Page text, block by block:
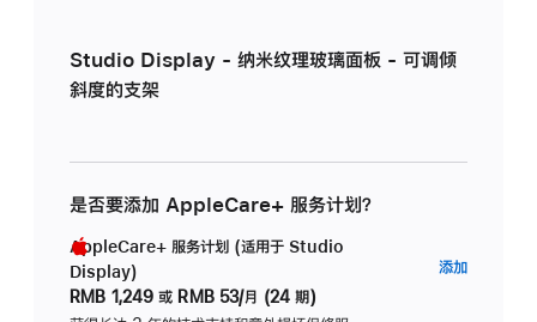
Studio Display - 纳米纹理玻璃面板 - 可调倾
斜度的支架
是否要添加 AppleCare+ 服务计划？
AppleCare+ 服务计划 (适用于 Studio
Display)
RMB 1,249 或 RMB 53/月 (24 期)
添加